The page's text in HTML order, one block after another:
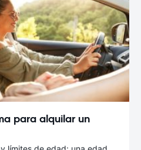
para alquilar un